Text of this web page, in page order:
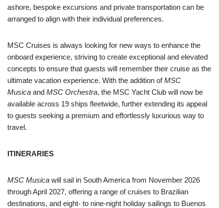
ashore, bespoke excursions and private transportation can be
arranged to align with their individual preferences.
MSC Cruises is always looking for new ways to enhance the
onboard experience, striving to create exceptional and elevated
concepts to ensure that guests will remember their cruise as the
ultimate vacation experience. With the addition ofMSC
Musica and MSC Orchestra, the MSC Yacht Club will now be
available across 19 ships fleetwide, further extending its appeal
to guests seeking a premium and effortlessly luxurious way to
travel.
ITINERARIES
MSC Musica will sail in South America from November 2026
through April 2027, offering a range of cruises to Brazilian
destinations, and eight- to nine-night holiday sailings to Buenos